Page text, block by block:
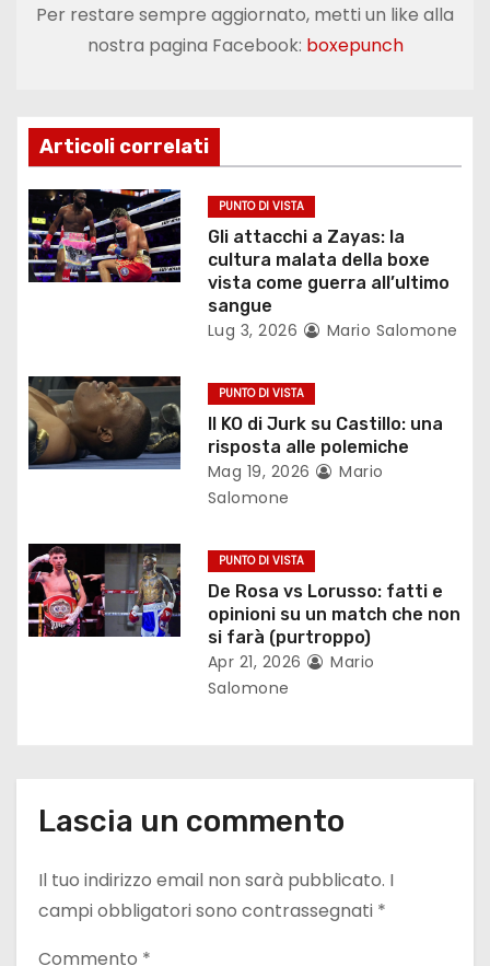
g
z
i
o
n
r
t
c
o
l
Per restare sempre aggiornato, metti un like alla
nostra pagina Facebook: boxepunch
Articoli correlati
PUNTO DI VISTA
Gli attacchi a Zayas: la
cultura malata della boxe
vista come guerra all’ultimo
sangue
Lug 3, 2026 Mario Salomone
PUNTO DI VISTA
Il KO di Jurk su Castillo: una
risposta alle polemiche
Mag 19, 2026
Mario
Salomone
PUNTO DI VISTA
De Rosa vs Lorusso: fatti e
opinioni su un match che non
si farà (purtroppo)
Apr 21, 2026
Mario
Salomone
Lascia un commento
Il tuo indirizzo email non sarà pubblicato. I
campi obbligatori sono contrassegnati *
Commento *